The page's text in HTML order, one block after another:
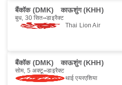
बैंकॉक (DMK) काऊशुंग (KHH)
बुध, 30 सित॰ डाइरैक्ट
Thai Lion Air
बैंकॉक (DMK) काऊशुंग (KHH)
सोम, 5 अक्टू॰ डाइरैक्ट
थाई एयरएशिया